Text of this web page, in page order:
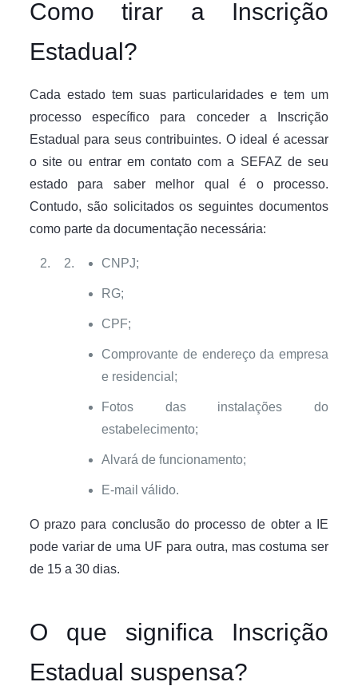
Como tirar a Inscrição
Estadual?
Cada estado tem suas particularidades e tem um
processo específico para conceder a Inscrição
Estadual para seus contribuintes. O ideal é acessar
o site ou entrar em contato com a SEFAZ de seu
estado para saber melhor qual é o processo.
Contudo, são solicitados os seguintes documentos
como parte da documentação necessária:
CNPJ;
RG;
CPF;
Comprovante de endereço da empresa
e residencial;
Fotos das instalações do
estabelecimento;
Alvará de funcionamento;
E-mail válido.
O prazo para conclusão do processo de obter a IE
pode variar de uma UF para outra, mas costuma ser
de 15 a 30 dias.
O que significa Inscrição
Estadual suspensa?